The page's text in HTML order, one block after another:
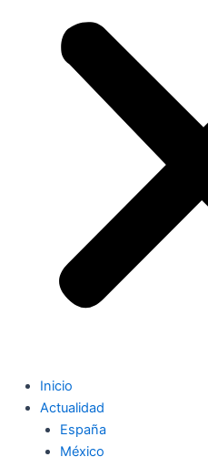
Inicio
Actualidad
España
México